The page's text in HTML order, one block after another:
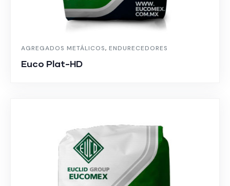
AGREGADOS METÁLICOS, ENDURECEDORES
Euco Plat-HD